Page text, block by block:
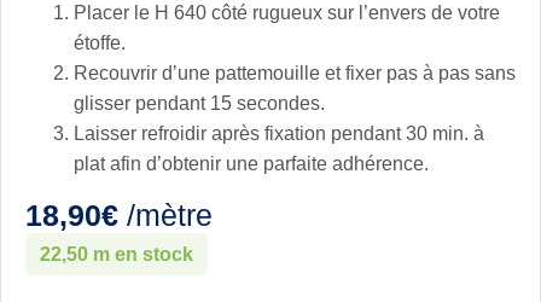
Placer le H 640 côté rugueux sur l’envers de votre
étoffe.
Recouvrir d’une pattemouille et fixer pas à pas sans
glisser pendant 15 secondes.
Laisser refroidir après fixation pendant 30 min. à
plat afin d’obtenir une parfaite adhérence.
18,90€ /mètre
22,50 m en stock